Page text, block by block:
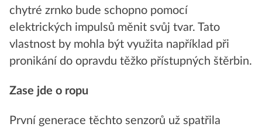
chytré zrnko bude schopno pomocí
elektrických impulsů měnit svůj tvar. Tato
vlastnost by mohla být využita například při
pronikání do opravdu těžko přístupných štěrbin.
Zase jde o ropu
První generace těchto senzorů už spatřila